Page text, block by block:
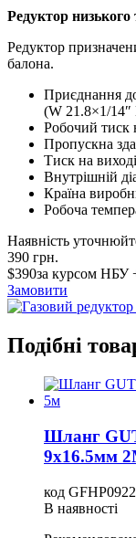
Редуктор
Редуктор
балона.
Приєднання
(W 21.8×1/
Робочий тиск
Пропускна
Тиск на
Внутрішній
Країна
Робоча
Наявність
390 грн.
$390за курсом НБУ
Замовити
Подібні
Шланг
9х16.5мм
код
В наявності